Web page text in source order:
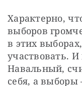
Характерно,
выборов
в этих
участвовать.
Навальный,
себя, а